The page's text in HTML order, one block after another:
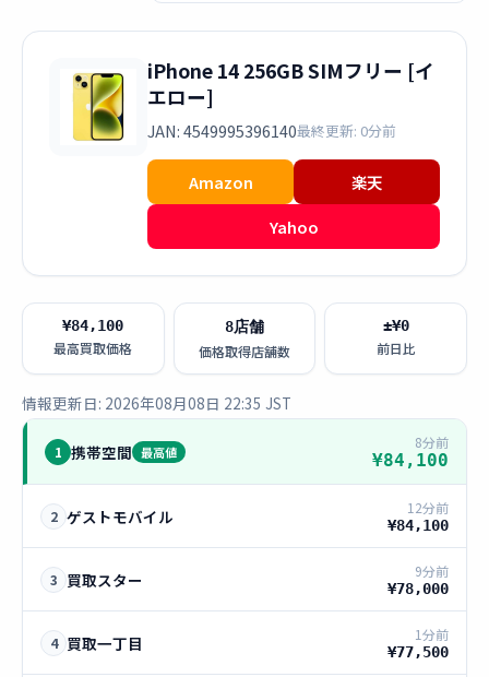
iPhone 14 256GB SIMフリー [イ
エロー]
JAN: 4549995396140最終更新: 0分前
Amazon
楽天
Yahoo
¥84,100
最高買取価格
8店舗
価格取得店舗数
±¥0
前日比
情報更新日: 2026年08月08日 22:35 JST
1 携帯空間 最高値
8分前
¥84,100
2 ゲストモバイル 12分前
¥84,100
3 買取スター 9分前
¥78,000
4 買取一丁目 1分前
¥77,500